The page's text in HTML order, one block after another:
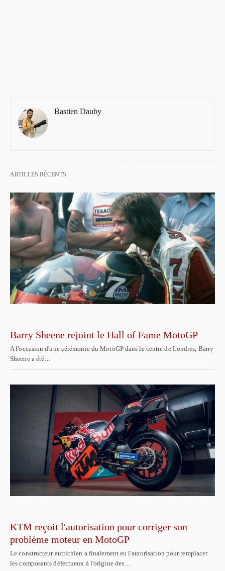
Bastien Dauby
ARTICLES RÉCENTS
Barry Sheene rejoint le Hall of Fame MotoGP
A l'occasion d'une cérémonie du MotoGP dans le centre de Londres, Barry
Sheene a été…
KTM reçoit l'autorisation pour corriger son
problème moteur en MotoGP
Le constructeur autrichien a finalement eu l'autorisation pour remplacer
les composants défectueux à l'origine des…